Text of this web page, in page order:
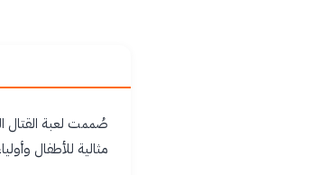
صُممت لعبة القتال
مثالية للأطفال